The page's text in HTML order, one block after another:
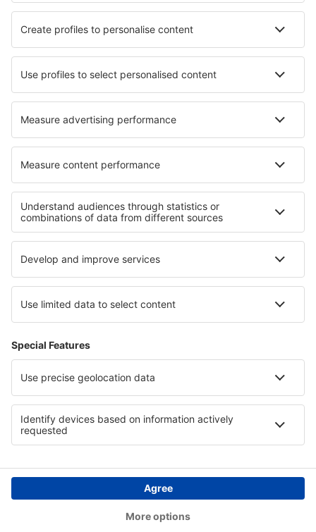
Ryanair
Wideroe
Danish Air
Turkish Airlines
Lot
Om eSky
Vilkår
Mine bestillinger
Personvernregler
Hjelp og kontakt
Personvern
Land
Internasjonale nettsider
eSky.eu eSky.com eDestinos.com